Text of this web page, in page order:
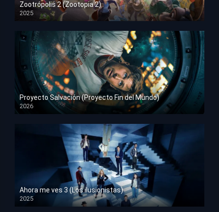
Zootrópolis 2 (Zootopia 2)
2025
HD 1080p
Proyecto Salvación (Proyecto Fin del Mundo)
2026
HD 1080p
Ahora me ves 3 (Los ilusionistas)
2025
HD 1080p